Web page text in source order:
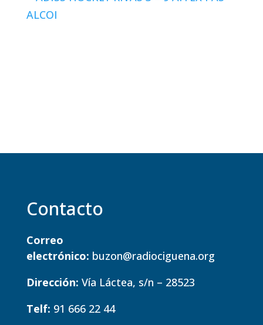
Contacto
Correo
electrónico: buzon@radiociguena.org
Dirección: Vía Láctea, s/n – 28523
Telf: 91 666 22 44